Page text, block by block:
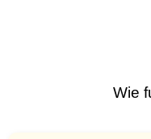
Wie